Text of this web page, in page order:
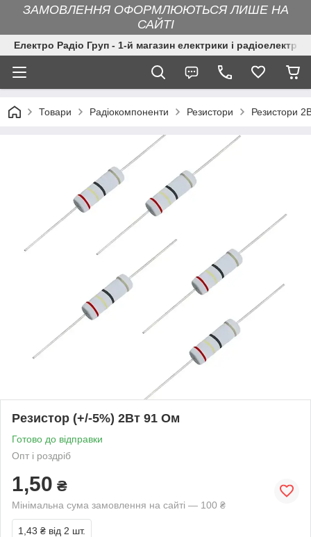
ЗАМОВЛЕННЯ ОФОРМЛЮЮТЬСЯ ЛИШЕ НА
САЙТІ
Електро Радіо Груп - 1-й магазин електрики і
Товари Радіокомпоненти Резистори Резистори
Резистор (+/-5%) 2Вт 91 Ом
Готово до відправки
Опт і роздріб
1,50 ₴
Мінімальна сума замовлення на сайті — 100 ₴
1,43 ₴ від 2 шт.